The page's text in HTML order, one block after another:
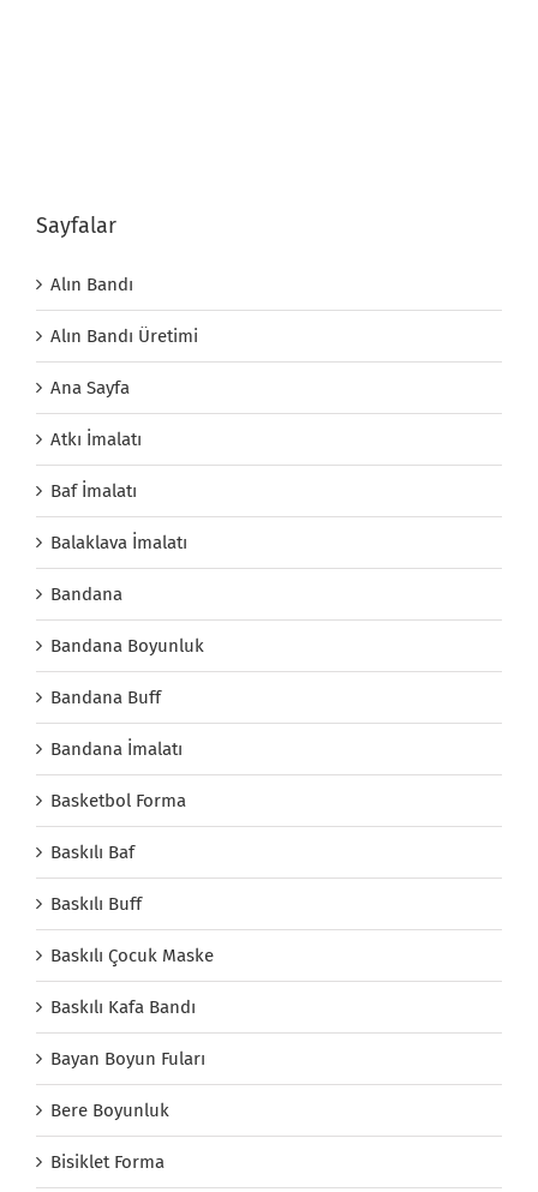
Sayfalar
Alın Bandı
Alın Bandı Üretimi
Ana Sayfa
Atkı İmalatı
Baf İmalatı
Balaklava İmalatı
Bandana
Bandana Boyunluk
Bandana Buff
Bandana İmalatı
Basketbol Forma
Baskılı Baf
Baskılı Buff
Baskılı Çocuk Maske
Baskılı Kafa Bandı
Bayan Boyun Fuları
Bere Boyunluk
Bisiklet Forma